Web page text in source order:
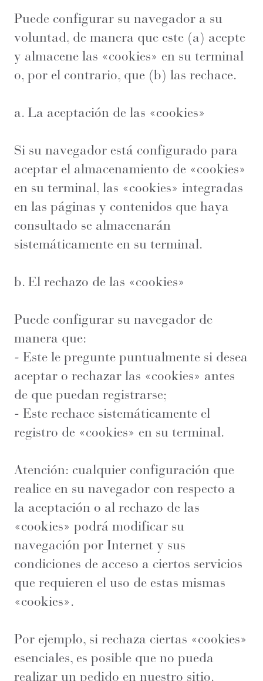
Puede configurar su navegador a su
voluntad, de manera que este (a) acepte
y almacene las «cookies» en su terminal
o, por el contrario, que (b) las rechace.
a. La aceptación de las «cookies»
Si su navegador está configurado para
aceptar el almacenamiento de «cookies»
en su terminal, las «cookies» integradas
en las páginas y contenidos que haya
consultado se almacenarán
sistemáticamente en su terminal.
b. El rechazo de las «cookies»
Puede configurar su navegador de
manera que:
- Este le pregunte puntualmente si desea
aceptar o rechazar las «cookies» antes
de que puedan registrarse;
- Este rechace sistemáticamente el
registro de «cookies» en su terminal.
Atención: cualquier configuración que
realice en su navegador con respecto a
la aceptación o al rechazo de las
«cookies» podrá modificar su
navegación por Internet y sus
condiciones de acceso a ciertos servicios
que requieren el uso de estas mismas
«cookies».
Por ejemplo, si rechaza ciertas «cookies»
esenciales, es posible que no pueda
realizar un pedido en nuestro sitio.